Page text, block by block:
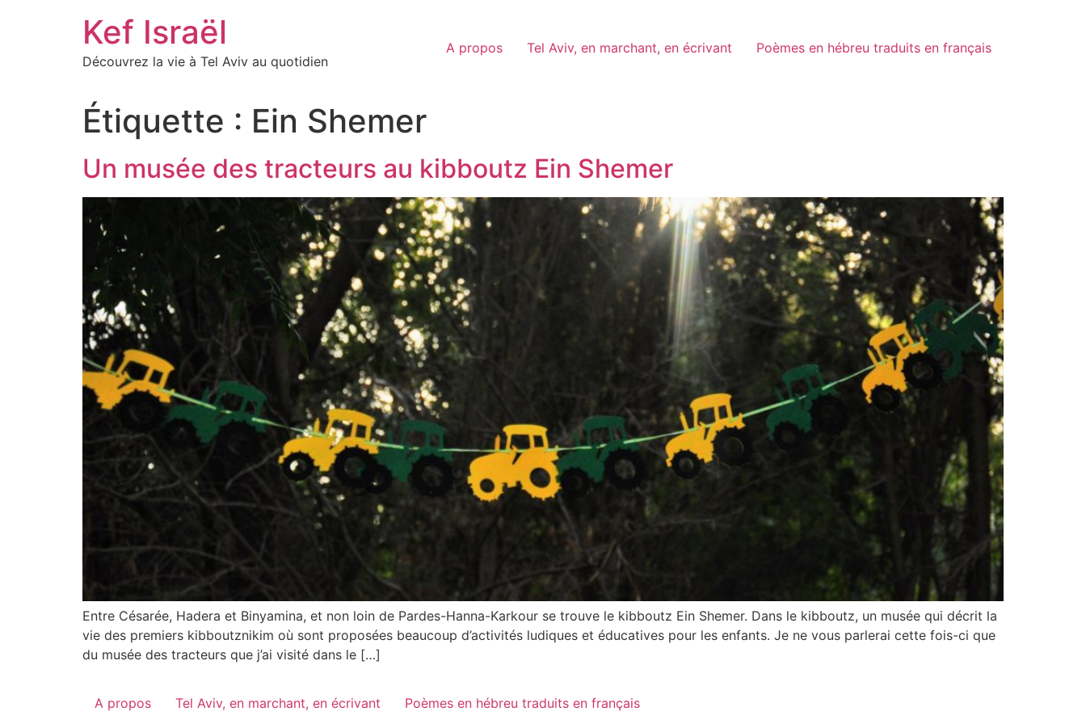
Kef Israël
Découvrez la vie à Tel Aviv au quotidien
A propos Tel Aviv, en marchant, en écrivant Poèmes en hébreu traduits en français
Étiquette : Ein Shemer
Un musée des tracteurs au kibboutz Ein Shemer
Entre Césarée, Hadera et Binyamina, et non loin de Pardes-Hanna-Karkour se trouve le kibboutz Ein Shemer. Dans le kibboutz, un musée qui décrit la
vie des premiers kibboutznikim où sont proposées beaucoup d’activités ludiques et éducatives pour les enfants. Je ne vous parlerai cette fois-ci que
du musée des tracteurs que j’ai visité dans le […]
A propos Tel Aviv, en marchant, en écrivant Poèmes en hébreu traduits en français